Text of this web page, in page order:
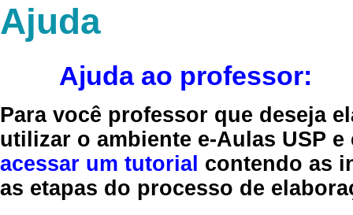
Ajuda
Ajuda ao professor:
Para você professor que deseja
utilizar o ambiente e-Aulas USP
acessar um tutorial contendo as
as etapas do processo de